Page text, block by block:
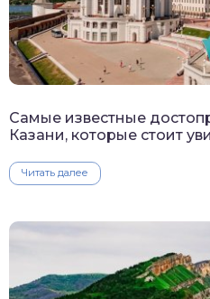
Самые известные
Казани, которые стоит
Читать далее